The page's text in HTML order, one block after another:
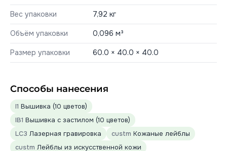
Вес упаковки 7,92 кг
Объём упаковки 0,096 м³
Размер упаковки 60.0 × 40.0 × 40.0
Способы нанесения
I1 Вышивка (10 цветов)
IB1 Вышивка с застилом (10 цветов)
LC3 Лазерная гравировка custm Кожаные лейблы
custm Лейблы из искусственной кожи